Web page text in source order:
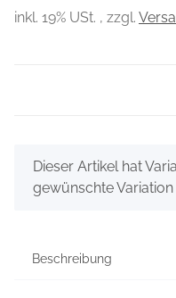
inkl. 19% USt. , zzgl.
x
Dieser Artikel hat
gewünschte Variation
Beschreibung